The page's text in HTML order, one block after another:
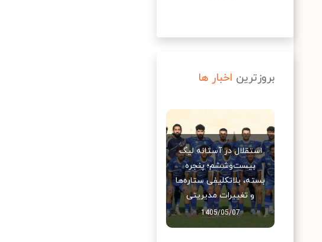
بروزترین اخبار ها
استقلال در آستانه لیگ
بیست‌وششم؛ پنجره
بسته، بلاتکلیفی ستاره‌ها
و تغییرات مدیریتی
1405/05/07